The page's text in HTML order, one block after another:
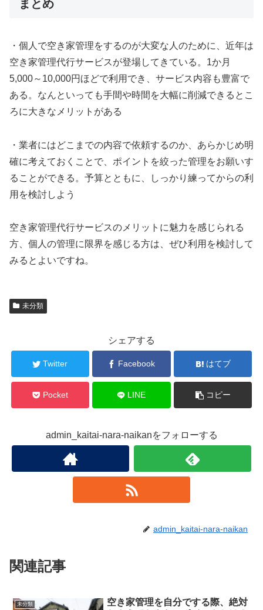
まとめ
・個人で空き家管理をするのが大変な人のために、近年は
空き家管理代行サービスが登場してきている。1か月
5,000～10,000円ほどで利用でき、サービス内容も豊富で
ある。なんといっても手間や時間を大幅に削減できるとこ
ろに大きなメリットがある
・業者にはどこまでの内容で依頼するのか、あらかじめ明
確に考えておくことで、ポイントを絞った管理をお願いす
ることができる。予算とともに、しっかり練ってからの利
用を検討しよう
空き家管理代行サービスのメリットに魅力を感じられる
方、個人の管理に限界を感じる方は、ぜひ利用を検討して
みるとよいですね。
未分類
シェアする
Twitter Facebook はてブ
Pocket LINE コピー
admin_kaitai-nara-naikanをフォローする
admin_kaitai-nara-naikan
関連記事
未分類
空き家管理を自分でする際、絶対